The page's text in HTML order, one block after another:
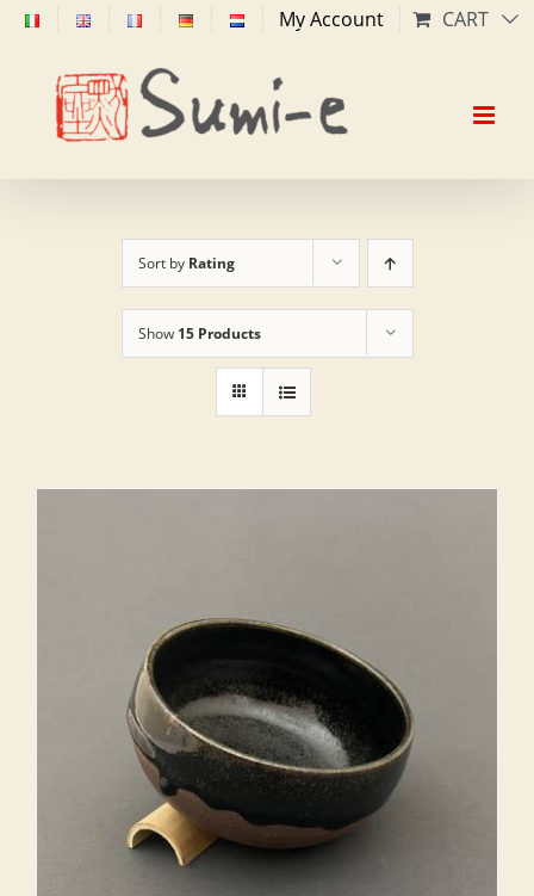
Skip
content
My Account CART
Sort by Rating
Show 15 Products